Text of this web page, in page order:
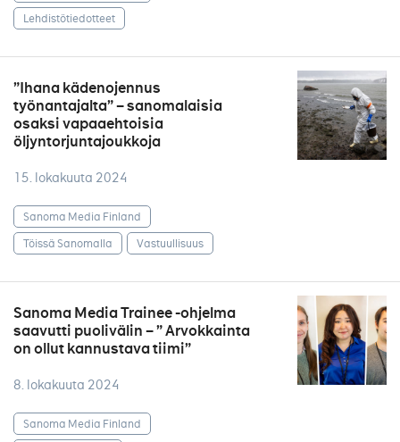
Lehdistötiedotteet
”Ihana kädenojennus
työnantajalta” – sanomalaisia
osaksi vapaaehtoisia
öljyntorjuntajoukkoja
15. lokakuuta 2024
Sanoma Media Finland
Töissä Sanomalla
Vastuullisuus
Sanoma Media Trainee -ohjelma
saavutti puolivälin – ” Arvokkainta
on ollut kannustava tiimi”
8. lokakuuta 2024
Sanoma Media Finland